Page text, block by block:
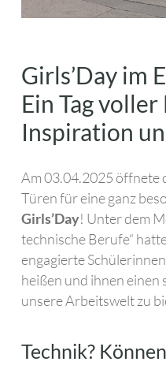
Girls’Day im
Ein Tag
Inspiration
Am 03.04.2025 öffnete
Türen für eine ganz
Girls’Day! Unter dem
technische Berufe“
engagierte
heißen und ihnen einen
unsere Arbeitswelt zu
Technik?